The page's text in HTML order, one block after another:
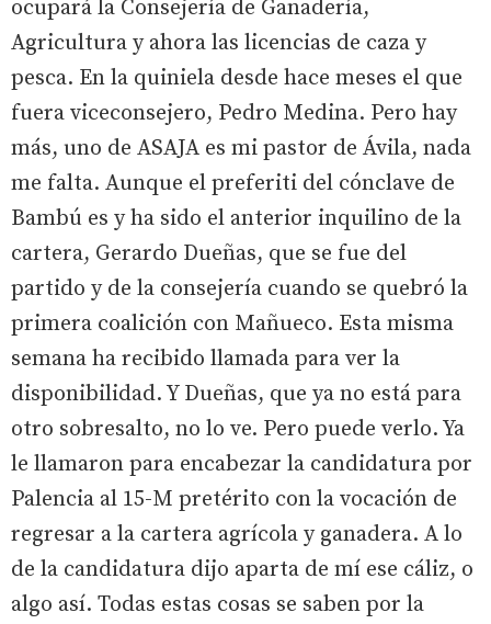
ocupará la Consejería de Ganadería,
Agricultura y ahora las licencias de caza y
pesca. En la quiniela desde hace meses el que
fuera viceconsejero, Pedro Medina. Pero hay
más, uno de ASAJA es mi pastor de Ávila, nada
me falta. Aunque el preferiti del cónclave de
Bambú es y ha sido el anterior inquilino de la
cartera, Gerardo Dueñas, que se fue del
partido y de la consejería cuando se quebró la
primera coalición con Mañueco. Esta misma
semana ha recibido llamada para ver la
disponibilidad. Y Dueñas, que ya no está para
otro sobresalto, no lo ve. Pero puede verlo. Ya
le llamaron para encabezar la candidatura por
Palencia al 15-M pretérito con la vocación de
regresar a la cartera agrícola y ganadera. A lo
de la candidatura dijo aparta de mí ese cáliz, o
algo así. Todas estas cosas se saben por la